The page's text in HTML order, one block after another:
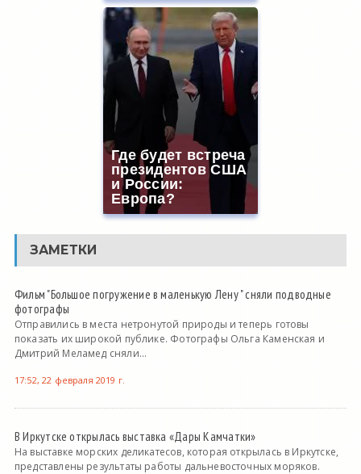
Где будет встреча
президентов США
и России:
Европа?
ЗАМЕТКИ
Фильм "Большое погружение в маленькую Лену " сняли подводные
фотографы
Отправились в места нетронутой природы и теперь готовы
показать их широкой публике. Фотографы Ольга Каменская и
Дмитрий Меламед сняли...
17:52, 22 февраля 2019 г.
В Иркутске открылась выставка «Дары Камчатки»
На выставке морских деликатесов, которая открылась в Иркутске,
представлены результаты работы дальневосточных моряков.